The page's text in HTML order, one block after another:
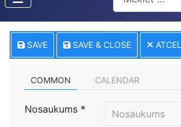
Type 2 or
SAVE SAVE & CLOSE
COMMON CALENDAR
Nosaukums *